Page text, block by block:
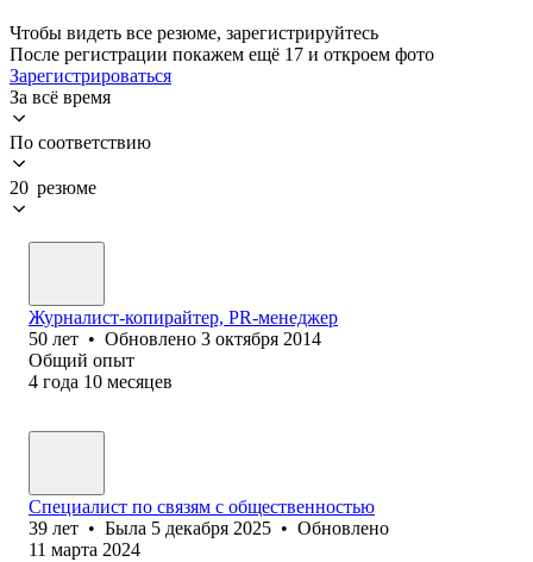
Чтобы видеть все резюме, зарегистрируйтесь
После регистрации покажем ещё 17 и откроем фото
Зарегистрироваться
За всё время
По соответствию
20 резюме
Журналист-копирайтер, PR-менеджер
50 лет • Обновлено 3 октября 2014
Общий опыт
4 года 10 месяцев
Специалист по связям с общественностью
39 лет • Была 5 декабря 2025 • Обновлено
11 марта 2024